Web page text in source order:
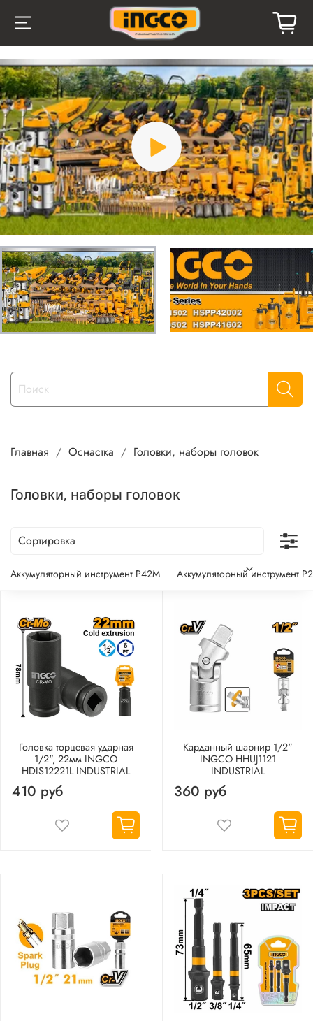
Главная Оснастка Головки, наборы головок
Головки, наборы головок
Аккумуляторный инструмент P42M Аккумуляторный инструмент
Головка торцевая ударная
1/2", 22мм INGCO
HDIS12221L INDUSTRIAL
410 руб
Карданный шарнир 1/2"
INGCO HHUJ1121
INDUSTRIAL
360 руб